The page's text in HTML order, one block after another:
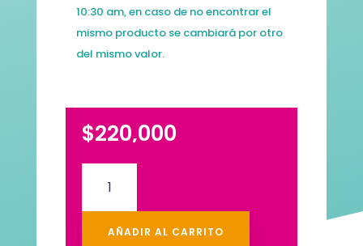
10:30 am, en caso de no encontrar el
mismo producto se cambiará por otro
del mismo valor.
$220,000
sorpresa
Especial
AÑADIR AL CARRITO